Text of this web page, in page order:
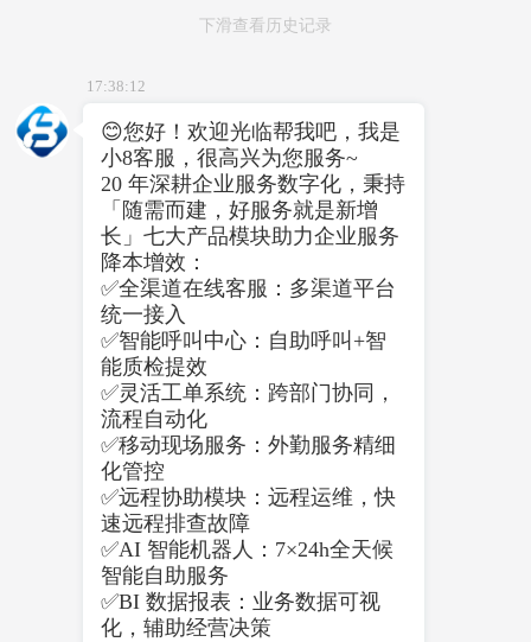
下滑查看历史记录
17:38:12
😊您好！欢迎光临帮我吧，我是
小8客服，很高兴为您服务~
20 年深耕企业服务数字化，秉持
「随需而建，好服务就是新增
长」七大产品模块助力企业服务
降本增效：
✅全渠道在线客服：多渠道平台
统一接入
✅智能呼叫中心：自助呼叫+智
能质检提效
✅灵活工单系统：跨部门协同，
流程自动化
✅移动现场服务：外勤服务精细
化管控
✅远程协助模块：远程运维，快
速远程排查故障
✅AI 智能机器人：7×24h全天候
智能自助服务
✅BI 数据报表：业务数据可视
化，辅助经营决策